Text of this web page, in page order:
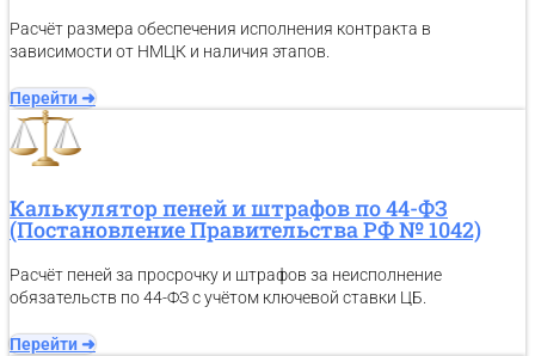
Расчёт размера обеспечения исполнения контракта в
зависимости от НМЦК и наличия этапов.
Перейти ➜
Калькулятор пеней и штрафов по 44-ФЗ
(Постановление Правительства РФ № 1042)
Расчёт пеней за просрочку и штрафов за неисполнение
обязательств по 44-ФЗ с учётом ключевой ставки ЦБ.
Перейти ➜